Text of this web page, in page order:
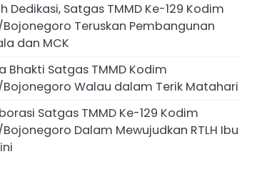
Dedikasi, Satgas TMMD Ke-129 Kodim
Bojonegoro Teruskan Pembangunan
dan MCK
Bhakti Satgas TMMD Kodim
Bojonegoro Walau dalam Terik Matahari
Satgas TMMD Ke-129 Kodim
Bojonegoro Dalam Mewujudkan RTLH Ibu